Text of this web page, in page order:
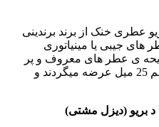
عطری خنک از برند برندینی
های جیبی یا مینیاتوری
ی عطر های معروف و پر
فروش میباشد. این عطر ها در حجم 25 میل عرضه میگردند و
د بریو (دیزل مشتی)